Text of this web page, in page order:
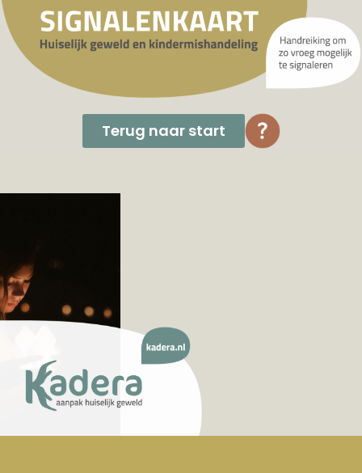
Terug naar start